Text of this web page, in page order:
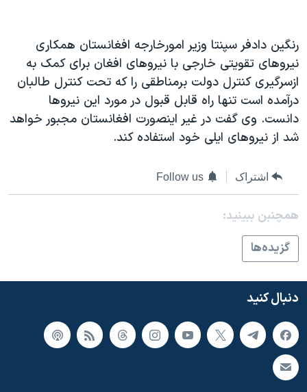
قانون شفافیت دارائی کادر رهبری ایران
اعتراضات مردمی آبان ۹۸
اسرائیل در جنگ
نرگس محمدی برنده جایزه نوبل صلح
همایش محافظه‌کاران آمریکا «سی‌پک»
سفر پرزیدنت ترامپ به چین
رنگين دادفر سپنتا وزير امورخارجه افغانستان همکاری
نيروهای تقويتی خارجی با نيروهای افغان برای کمک به
ازسرگيری کنترل دولت برمناطقی را که تحت کنترل طالبان
درآمده است تنها راه قابل قبول در مورد اين نيروها
دانست. وی گفت در غير اينصورت افغانستان مجبور خواهد
شد از نيروهای ايلی خود استفاده کند.
اشتراک Follow us
همچنبن ببینید:
گزيده‌ها
دنبال کنید